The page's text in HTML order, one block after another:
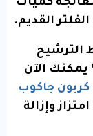
كميات
القديم.
الترشيح
يمكنك الآن
كربون جاكوب (Jacob Carbon) الحل
وإزالة